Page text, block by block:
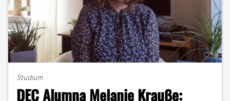
Studium
DEC Alumna Melanie Krauße: